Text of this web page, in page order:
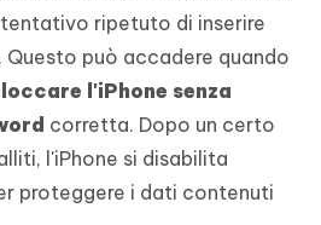
ripetuto di inserire
Questo può accadere quando
l'iPhone senza
corretta. Dopo un certo
l'iPhone si disabilita
proteggere i dati contenuti